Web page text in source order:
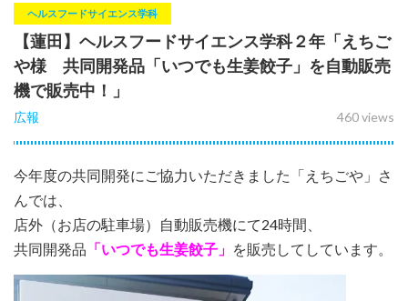
ヘルスフードサイエンス学科
【蓮田】ヘルスフードサイエンス学科２年「えちご
や様 共同開発品「いつでも生姜餃子」を自動販売
機で販売中！」
460 views
広報
今年度の共同開発にご協力いただきました「えちごや」さ
んでは、
店外（お店の駐車場）自動販売機にて24時間、
共同開発品 「いつでも生姜餃子」 を販売してしています。